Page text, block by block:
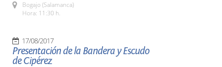
Bogajo (Salamanca)
Hora: 11:30 h.
17/08/2017
Presentación de la Bandera y Escudo
de Cipérez